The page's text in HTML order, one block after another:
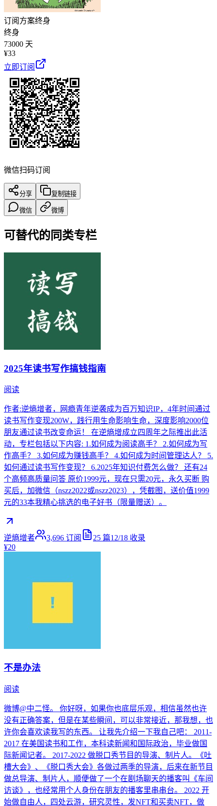
订阅方案终身
终身
73000 天
¥33
立即订阅
微信扫码订阅
分享 复制链接
微信 微博
可替代的同类专栏
2025年读书写作搞钱指南
阅读
作者:逆熵增者，网瘾青年逆袭成为百万知识IP，4年时间通过
读书写作变现200W，践行用生命影响生命，深度影响2000位
朋友通过读书改变命运！ 在逆熵增成立四周年之际推出此活
动，专栏包括以下内容: 1.如何成为阅读高手？ 2.如何成为写
作高手？ 3.如何成为赚钱高手？ 4.如何成为时间管理达人？ 5.
如何通过读书写作变现？ 6.2025年知识付费怎么做？ 还有24
个高频高质量问答 原价1999元，现在只需20元，永久买断 购
买后，加微信（nszz2022或nszz2023），凭截图，送价值1999
元的33本我精心挑选的电子好书（限量赠送）。
逆熵增者 3,696 订阅 25 篇12/18 收录
¥20
不是办法
阅读
微博@中二怪。 你好呀，如果你也底层乐观，相信虽然也许
没有正确答案，但是在某些瞬间，可以非常接近，那我想，也
许你会喜欢读我写的东西。 让我先介绍一下我自己吧： 2011-
2017 在美国读书和工作，本科读新闻和国际政治，毕业做国
际新闻记者。 2017-2022 做脱口秀节目的导演、制片人。《吐
槽大会》、《脱口秀大会》各做过两季的导演，后来在新节目
做总导演、制片人，顺便做了一个在剧场聊天的播客叫《车间
访谈》，也经常用个人身份在朋友的播客里串串台。 2022 开
始做自由人，四处云游，研究灵性，发NFT和买卖NFT，做